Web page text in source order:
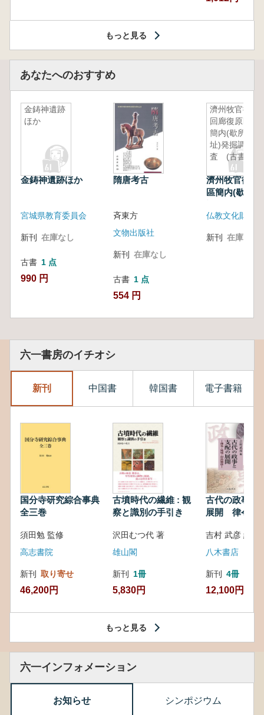
もっと見る
あなたへのおすすめ
金鋳神遺跡
ほか
金鋳神遺跡ほか
宮城県教育委員会
新刊 在庫なし
古書 1 点
990 円
隋唐考古
斉東方
文物出版社
新刊 在庫なし
古書 1 点
554 円
濟州牧官衙
回廊復原區
簡内(歇所
址)発掘調
査 (古書)
濟州牧官衙回
區簡内(歇所
新刊 在庫なし
六一書房のイチオシ
新刊 中国書 韓国書 電子書籍
国分寺研究綜合事典
全三巻
須田勉 監修
高志書院
新刊 取り寄せ
46,200円
古墳時代の繊維 : 観
察と識別の手引き
沢田むつ代 著
雄山閣
新刊 1冊
5,830円
古代の政事と
展開 律令・
吉村 武彦 編集
八木書店
新刊 4冊
12,100円
もっと見る
六一インフォメーション
お知らせ シンポジウム